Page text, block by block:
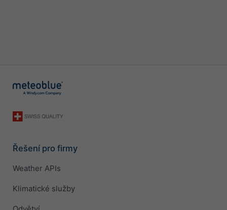
Řešení pro firmy
Weather APIs
Klimatické služby